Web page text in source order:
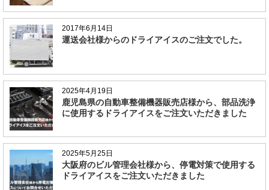
2017年6月14日
運送会社様からのドライアイスのご注文でした。
2025年4月19日
鹿児島県の自動車整備機器販売店様から、部品洗浄
に使用するドライアイスをご注文いただきました
2025年5月25日
大阪府のビル管理会社様から、停電対策で使用する
ドライアイスをご注文いただきました